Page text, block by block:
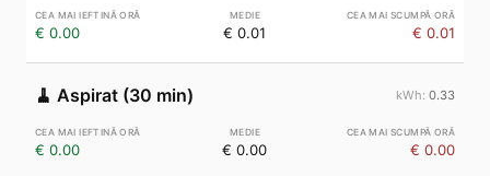
€ 0.00 € 0.01 € 0.01
🧹 Aspirat (30 min) 0.33
€ 0.00 € 0.00 € 0.00